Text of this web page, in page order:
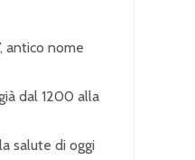
antico nome
dal 1200 alla
salute di oggi